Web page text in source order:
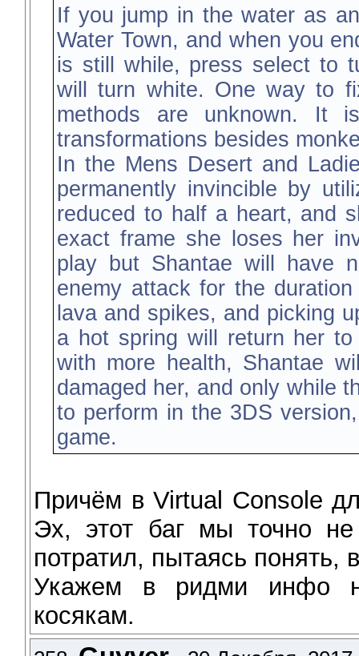
If you jump in the water as
Water Town, and when you
is still while, press select to
will turn white. One way to
methods are unknown. It
transformations besides
In the Mens Desert and
permanently invincible by
reduced to half a heart, and
exact frame she loses her
play but Shantae will have
enemy attack for the
lava and spikes, and picking
a hot spring will return her
with more health, Shantae
damaged her, and only while
to perform in the 3DS
game.
Причём в Virtual Console
Эх, этот баг мы точно
потратил, пытаясь
Укажем в ридми инфо
косякам.